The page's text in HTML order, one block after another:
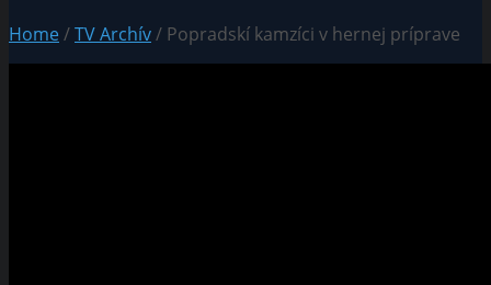
Home/TV Archív/ Popradskí kamzíci v hernej príprave